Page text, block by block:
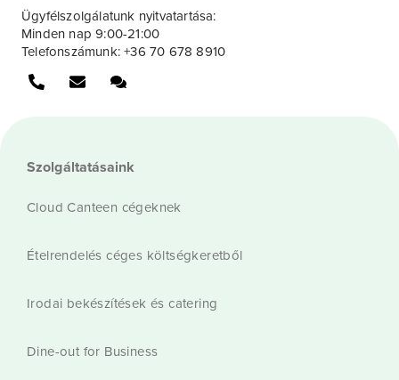
Ügyfélszolgálatunk nyitvatartása:
Minden nap 9:00-21:00
Telefonszámunk: +36 70 678 8910
Szolgáltatásaink
Cloud Canteen cégeknek
Ételrendelés céges költségkeretből
Irodai bekészítések és catering
Dine-out for Business